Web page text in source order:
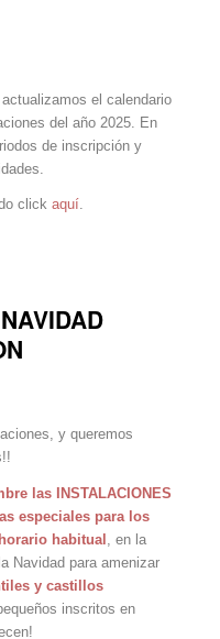
el calendario
del año 2025. En
de inscripción y
click aquí.
y queremos
las INSTALACIONES
especiales para los
horario habitual , en la
Navidad para amenizar
y castillos
inscritos en